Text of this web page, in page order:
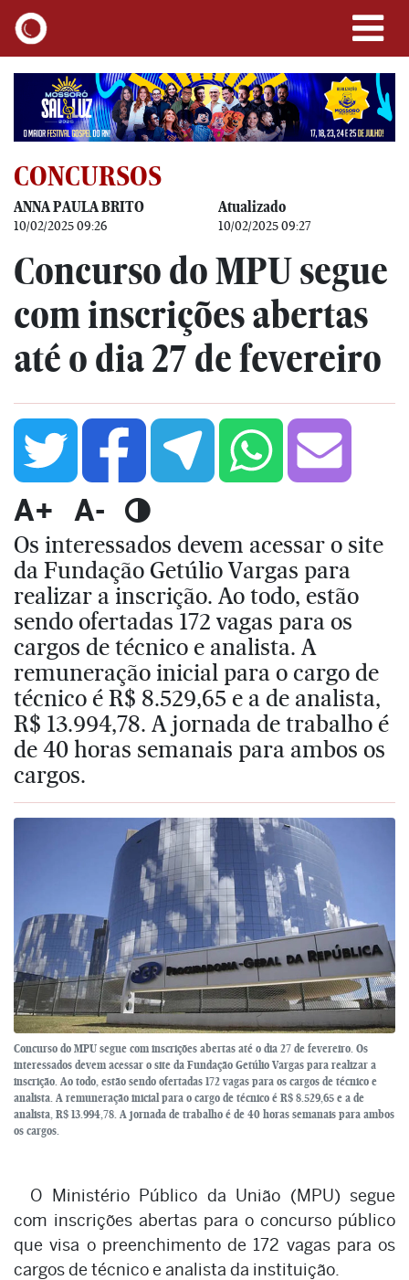
CONCURSOS
ANNA PAULA BRITO
10/02/2025 09:26
Atualizado
10/02/2025 09:27
Concurso do MPU segue
com inscrições abertas
até o dia 27 de fevereiro
A+ A-
Os interessados devem acessar o site
da Fundação Getúlio Vargas para
realizar a inscrição. Ao todo, estão
sendo ofertadas 172 vagas para os
cargos de técnico e analista. A
remuneração inicial para o cargo de
técnico é R$ 8.529,65 e a de analista,
R$ 13.994,78. A jornada de trabalho é
de 40 horas semanais para ambos os
cargos.
Concurso do MPU segue com inscrições abertas até o dia 27 de fevereiro. Os
interessados devem acessar o site da Fundação Getúlio Vargas para realizar a
inscrição. Ao todo, estão sendo ofertadas 172 vagas para os cargos de técnico e
analista. A remuneração inicial para o cargo de técnico é R$ 8.529,65 e a de
analista, R$ 13.994,78. A jornada de trabalho é de 40 horas semanais para ambos
os cargos.
O Ministério Público da União (MPU) segue
com inscrições abertas para o concurso público
que visa o preenchimento de 172 vagas para os
cargos de técnico e analista da instituição.